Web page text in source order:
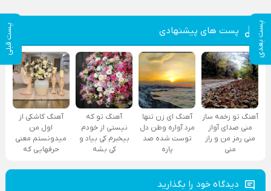
پست بعدی پست قبلی پست های پیشنهادی
آهنگ تو زخمه ساز
منی صدای آواز
منی رمز من و راز
منی
آهنگ ای زن تنها
مرد آواره وطن دل
توست شده صد
پاره
آهنگ تو که
نیستی از خودم
بیخبرم کی بیاد و
کی بشه
آهنگ کاشکی از
اول من
میدونستم معنی
حرفهایی که
دیدگاه خود را بگذارید